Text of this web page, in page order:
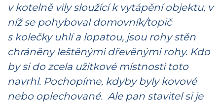
v kotelně vily sloužící k vytápění objektu, v
níž se pohyboval domovník/topič
s kolečky uhlí a lopatou, jsou rohy stěn
chráněny leštěnými dřevěnými rohy. Kdo
by si do zcela užitkové místnosti toto
navrhl. Pochopíme, kdyby byly kovové
nebo oplechované. Ale pan stavitel si je